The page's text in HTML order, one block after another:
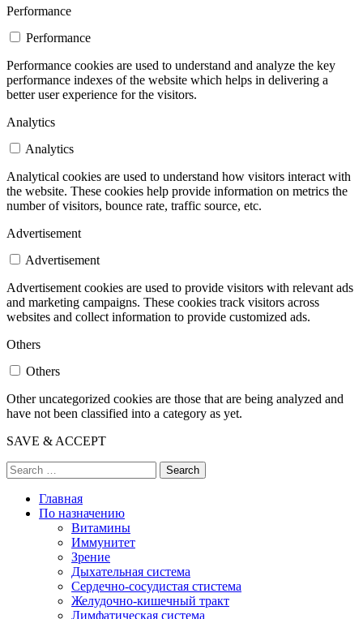
Performance
Performance
Performance cookies are used to understand and analyze the key
performance indexes of the website which helps in delivering a
better user experience for the visitors.
Analytics
Analytics
Analytical cookies are used to understand how visitors interact with
the website. These cookies help provide information on metrics the
number of visitors, bounce rate, traffic source, etc.
Advertisement
Advertisement
Advertisement cookies are used to provide visitors with relevant ads
and marketing campaigns. These cookies track visitors across
websites and collect information to provide customized ads.
Others
Others
Other uncategorized cookies are those that are being analyzed and
have not been classified into a category as yet.
SAVE & ACCEPT
Search
Главная
По назначению
Витамины
Иммунитет
Зрение
Дыхательная система
Сердечно-сосудистая стистема
Желудочно-кишечный тракт
Лимфатическая система